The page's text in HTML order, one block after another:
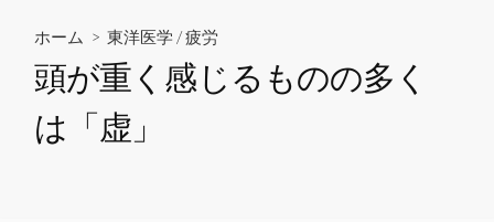
ホーム > 東洋医学 /疲労
頭が重く感じるものの多く
は「虚」